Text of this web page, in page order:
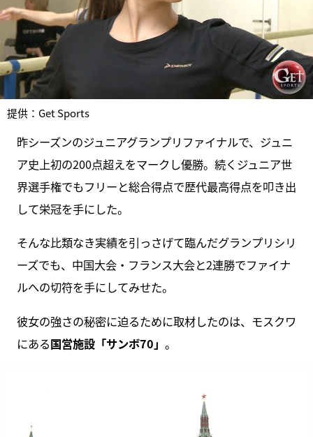
提供：Get Sports
昨シーズンのジュニアグランプリファイナルで、ジュニ
ア史上初の200点超えをマークし優勝。続くジュニア世
界選手権でもフリーと総合得点で歴代最高得点を叩き出
して栄冠を手にした。
そんな比類なき実績を引っさげて臨んだグランプリシリ
ーズでも、中国大会・フランス大会と2連勝でファイナ
ルへの切符を手にしてみせた。
彼女の強さの秘密に迫るために取材したのは、モスクワ
にある国営施設「サンボ70」 。